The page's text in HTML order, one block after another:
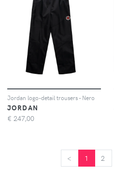
Jordan logo-detail trousers - Nero
JORDAN
€ 247,00
< 1 2